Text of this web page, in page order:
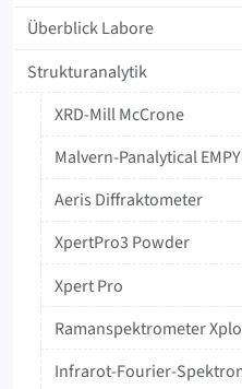
Überblick Labore
Strukturanalytik
XRD-Mill McCrone
Malvern-Panalytical
Aeris Diffraktometer
XpertPro3 Powder
Xpert Pro
Ramanspektrometer
Infrarot-Fourier-